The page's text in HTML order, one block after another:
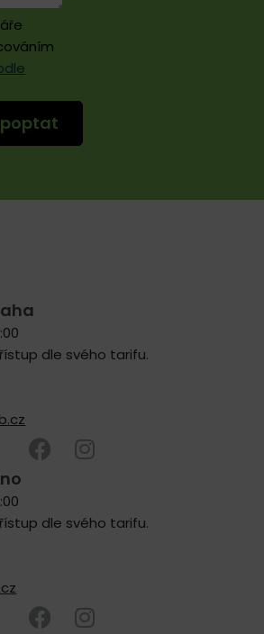
dle svého tarifu.
dle svého tarifu.